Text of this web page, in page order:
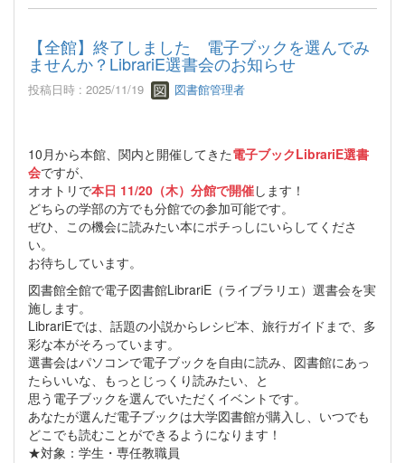
【全館】終了しました 電子ブックを選んでみ
ませんか？LibrariE選書会のお知らせ
投稿日時 : 2025/11/19 図書館管理者
10月から本館、関内と開催してきた電子ブックLibrariE選書
会ですが、
オオトリで本日 11/20（木）分館で開催します！
どちらの学部の方でも分館での参加可能です。
ぜひ、この機会に読みたい本にポチっしにいらしてくださ
い。
お待ちしています。
図書館全館で電子図書館LibrariE（ライブラリエ）選書会を実
施します。
LibrariEでは、話題の小説からレシピ本、旅行ガイドまで、多
彩な本がそろっています。
選書会はパソコンで電子ブックを自由に読み、図書館にあっ
たらいいな、もっとじっくり読みたい、と
思う電子ブックを選んでいただくイベントです。
あなたが選んだ電子ブックは大学図書館が購入し、いつでも
どこでも読むことができるようになります！
★対象：学生・専任教職員